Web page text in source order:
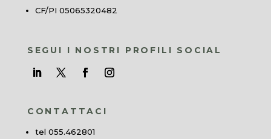
CF/PI 05065320482
SEGUI I NOSTRI PROFILI SOCIAL
CONTATTACI
tel 055.462801